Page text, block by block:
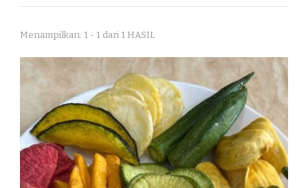
Menampilkan: 1 - 1 dari 1 HASIL